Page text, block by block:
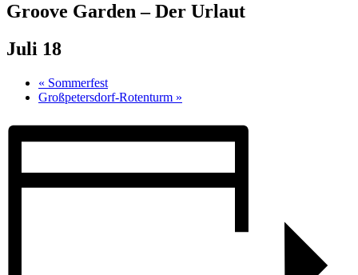
Groove Garden – Der Urlaut
Juli 18
« Sommerfest
Großpetersdorf-Rotenturm »